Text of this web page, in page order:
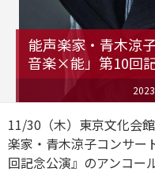
能声楽家・青木涼
音楽×能」第10回
11/30（木）東京文化会
楽家・青木涼子コンサ
回記念公演』のアンコー